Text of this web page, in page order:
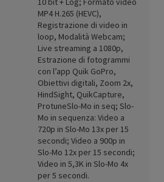
MP4 H.265 (HEVC),
Registrazione di video in
loop, Modalità Webcam;
Live streaming a 1080p,
Estrazione di fotogrammi
con l’app Quik GoPro,
Obiettivi digitali, Zoom 2x,
HindSight, QuikCapture,
ProtuneSlo-Mo in seq; Slo-
Mo in sequenza: Video a
720p in Slo-Mo 13x per 15
secondi; Video a 900p in
Slo-Mo 12x per 15 secondi;
Video in 5,3K in Slo-Mo 4x
per 5 secondi.